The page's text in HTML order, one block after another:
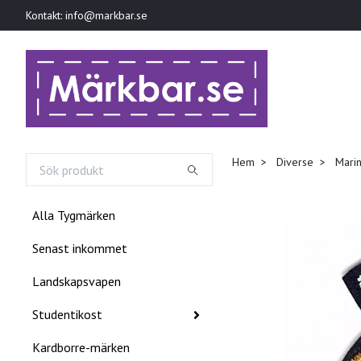
Kontakt: info@markbar.se
Alla Tygmärken
Senast inkommet
Landskapsvapen
Studentikost
Kardborre-märken
Hem Diverse